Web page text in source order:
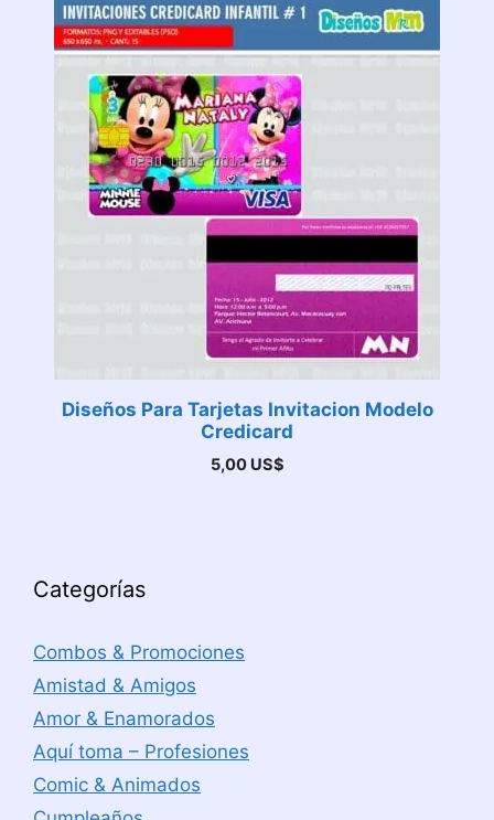
Diseños Para Tarjetas Invitacion Modelo
Credicard
5,00 US$
Categorías
Combos & Promociones
Amistad & Amigos
Amor & Enamorados
Aquí toma – Profesiones
Comic & Animados